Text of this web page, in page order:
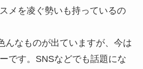
メを凌ぐ勢いも持っているの
んなものが出ていますが、今は
です。SNSなどでも話題にな